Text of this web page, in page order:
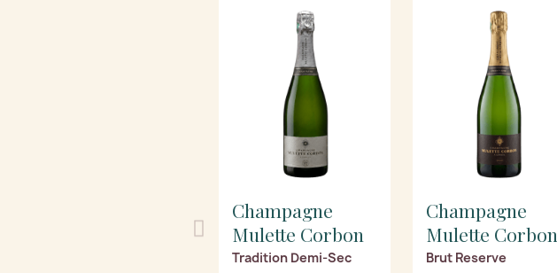
Champagne
Mulette Corbon
Tradition Demi-Sec
Champagne
Mulette Corbon
Brut Reserve